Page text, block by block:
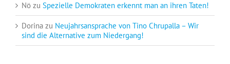
Nö zu Spezielle Demokraten erkennt man an ihren Taten!
Dorina zu Neujahrsansprache von Tino Chrupalla – Wir
sind die Alternative zum Niedergang!